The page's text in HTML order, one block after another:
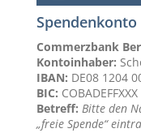
Spendenkonto
Commerzbank
Kontoinhaber:
IBAN: DE08 1204
BIC: COBADEFFXXX
Betreff: Bitte den
„freie Spende“